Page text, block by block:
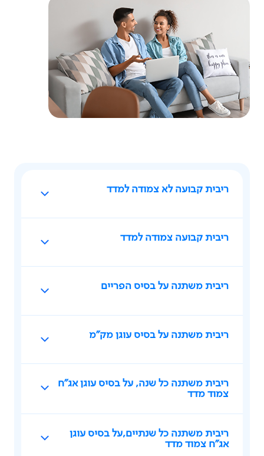
ריבית קבועה לא צמודה למדד
ריבית קבועה צמודה למדד
ריבית משתנה על בסיס הפריים
ריבית משתנה על בסיס עוגן מק"מ
ריבית משתנה כל שנה, על בסיס עוגן אג"ח
צמוד מדד
ריבית משתנה כל שנתיים,על בסיס עוגן
אג"ח צמוד מדד